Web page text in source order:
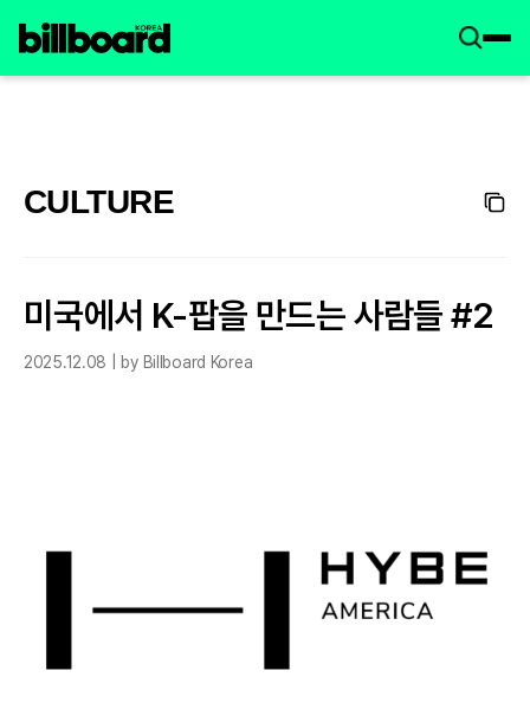
CULTURE
미국에서 K-팝을 만드는 사람들 #2
2025.12.08 | by Billboard Korea